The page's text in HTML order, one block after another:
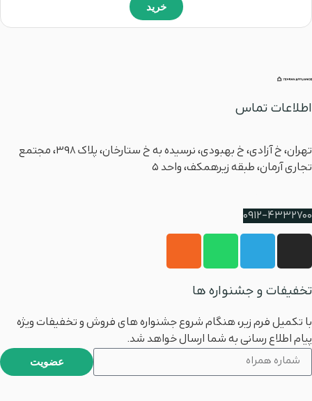
خرید
اطلاعات تماس
تهران، خ آزادی، خ بهبودی، نرسیده به خ ستارخان، پلاک ۳۹۸، مجتمع
تجاری آرمان، طبقه زیرهمکف، واحد 5
0912-4332700
تخفیفات و جشنواره ها
با تکمیل فرم زیر، هنگام شروع جشنواره های فروش و تخفیفات ویژه
پیام اطلاع رسانی به شما ارسال خواهد شد.
عضویت